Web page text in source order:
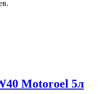
Motoroel 5л